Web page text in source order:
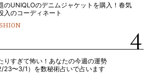
のUNIQLOのデニムジャケットを購入！春気
入のコーディネート
りすぎて怖い！あなたの今週の運勢
2/23〜3/1）を数秘術占いで占います